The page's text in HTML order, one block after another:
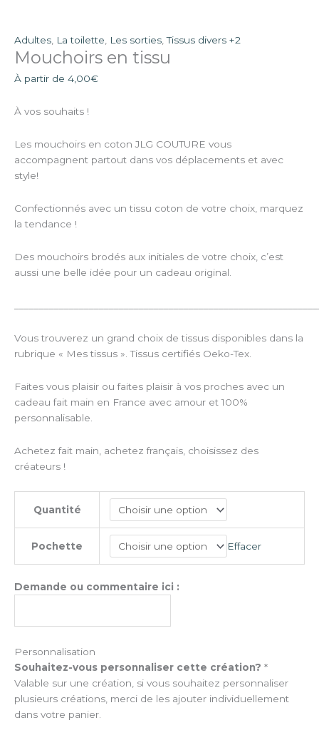
Adultes La toilette Les sorties ,Tissus divers +2
Mouchoirs en tissu
À partir de 4,00€
À vos souhaits !
Les mouchoirs en coton JLG COUTURE vous
accompagnent partout dans vos déplacements et avec
style!
Confectionnés avec un tissu coton de votre choix, marquez
la tendance !
Des mouchoirs brodés aux initiales de votre choix, c’est
aussi une belle idée pour un cadeau original.
Vous trouverez un grand choix de tissus disponibles dans la
rubrique « Mes tissus ». Tissus certifiés Oeko-Tex.
Faites vous plaisir ou faites plaisir à vos proches avec un
cadeau fait main en France avec amour et 100%
personnalisable.
Achetez fait main, achetez français, choisissez des
créateurs !
Quantité
Pochette Effacer
Demande ou commentaire ici :
Personnalisation
Souhaitez-vous personnaliser cette création? *
Valable sur une création, si vous souhaitez personnaliser
plusieurs créations, merci de les ajouter individuellement
dans votre panier.